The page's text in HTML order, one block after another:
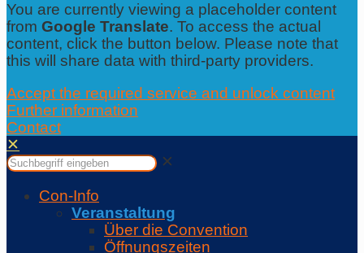
You are currently viewing a placeholder content
from Google Translate. To access the actual
content, click the button below. Please note that
this will share data with third-party providers.
Accept the required service and unlock content
Further information
Contact
✕
✕
Con-Info
Veranstaltung
Über die Convention
Öffnungszeiten